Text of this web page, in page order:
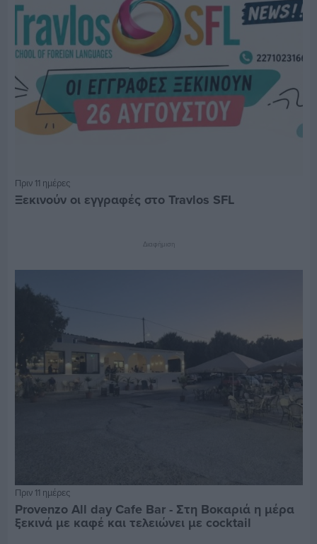
Πριν 11 ημέρες
Ξεκινούν οι εγγραφές στο Travlos SFL
Διαφήμιση
Πριν 11 ημέρες
Provenzo All day Cafe Bar - Στη Βοκαριά η μέρα
ξεκινά με καφέ και τελειώνει με cocktail